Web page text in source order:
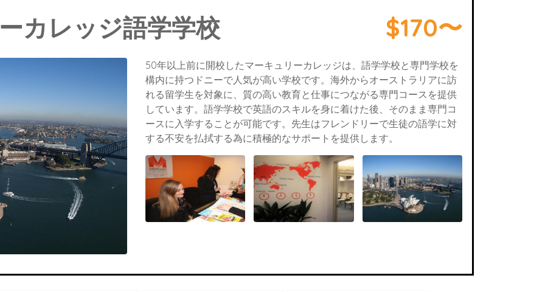
カレッジ語学学校 $170〜
50年以上前に開校したマーキュリーカレッジは、語学学校と専門学校を
構内に持つドニーで人気が高い学校です。海外からオーストラリアに訪
れる留学生を対象に、質の高い教育と仕事につながる専門コースを提供
しています。語学学校で英語のスキルを身に着けた後、そのまま専門コ
ースに入学することが可能です。先生はフレンドリーで生徒の語学に対
する不安を払拭する為に積極的なサポートを提供します。